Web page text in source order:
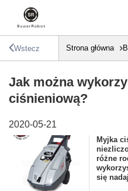
Wstecz Strona główna
Jak można
ciśnieniową?
2020-05-21
Myjka
różne
się